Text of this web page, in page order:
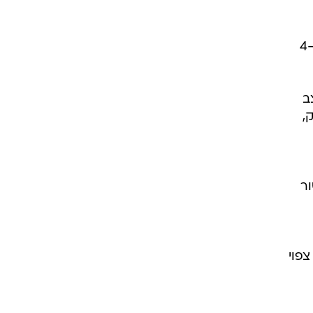
מחויבת כל אחת משלוש הזכייניות להשקיע בסוגה עילית סכום מינימלי של כ-62 מיליון שקלים וכ-4
על הדו"ח השנתי לשנת 2013 והוא צפוי